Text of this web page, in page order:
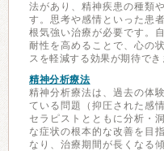
法があり、精神疾患の種類
す。思考や感情といった患
根気強い治療が必要です。
耐性を高めることで、心の
スを軽減する効果が期待でき
精神分析療法
精神分析療法は、過去の体
ている問題（抑圧された感
セラピストとともに分析・
な症状の根本的な改善を目
なり、治療期間が長くなる